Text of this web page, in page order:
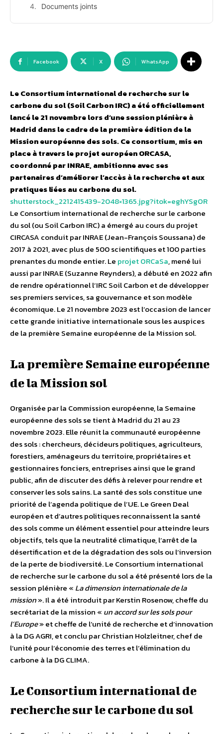
Documents joints
Facebook X WhatsApp
Le Consortium international de recherche sur le
carbone du sol (Soil Carbon IRC) a été officiellement
lancé le 21 novembre lors d’une session plénière à
Madrid dans le cadre de la première édition de la
Mission européenne des sols. Ce consortium, mis en
place à travers le projet européen ORCASA,
coordonné par INRAE, ambitionne avec ses
partenaires d’améliorer l’accès à la recherche et aux
pratiques liées au carbone du sol.
shutterstock_2212415439-2048×1365.jpg?itok=eghYSgOR
Le Consortium international de recherche sur le carbone
du sol (ou Soil Carbon IRC) a émergé au cours du projet
CIRCASA conduit par INRAE (Jean-François Soussana) de
2017 à 2021, avec plus de 500 scientifiques et 100 parties
prenantes du monde entier. Le projet ORCaSa, mené lui
aussi par INRAE (Suzanne Reynders), a débuté en 2022 afin
de rendre opérationnel l’IRC Soil Carbon et de développer
ses premiers services, sa gouvernance et son modèle
économique. Le 21 novembre 2023 est l’occasion de lancer
cette grande initiative internationale sous les auspices
de la première Semaine européenne de la Mission sol.
La première Semaine européenne
de la Mission sol
Organisée par la Commission européenne, la Semaine
européenne des sols se tient à Madrid du 21 au 23
novembre 2023. Elle réunit la communauté européenne
des sols : chercheurs, décideurs politiques, agriculteurs,
forestiers, aménageurs du territoire, propriétaires et
gestionnaires fonciers, entreprises ainsi que le grand
public, afin de discuter des défis à relever pour rendre et
conserver les sols sains. La santé des sols constitue une
priorité de l’agenda politique de l’UE. Le Green Deal
européen et d’autres politiques reconnaissent la santé
des sols comme un élément essentiel pour atteindre leurs
objectifs, tels que la neutralité climatique, l’arrêt de la
désertification et de la dégradation des sols ou l’inversion
de la perte de biodiversité. Le Consortium international
de recherche sur le carbone du sol a été présenté lors de la
session plénière « La dimension internationale de la
mission». Il a été introduit par Kerstin Rosenow, cheffe du
secrétariat de la mission « un accord sur les sols pour
l’Europe» et cheffe de l’unité de recherche et d’innovation
à la DG AGRI, et conclu par Christian Holzleitner, chef de
l’unité pour l’économie des terres et l’élimination du
carbone à la DG CLIMA.
Le Consortium international de
recherche sur le carbone du sol